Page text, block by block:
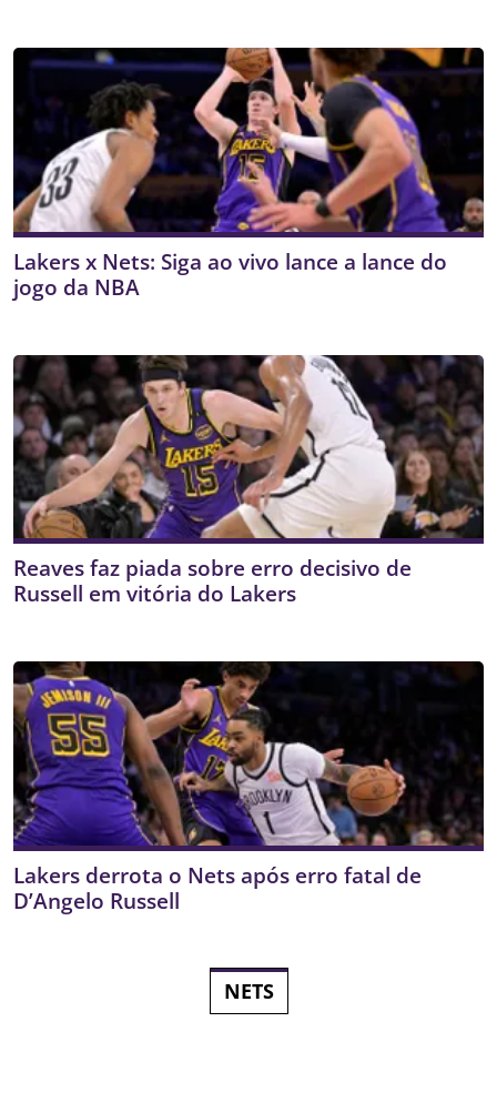
Lakers x Nets: Siga ao vivo lance a lance do
jogo da NBA
Reaves faz piada sobre erro decisivo de
Russell em vitória do Lakers
Lakers derrota o Nets após erro fatal de
D’Angelo Russell
NETS